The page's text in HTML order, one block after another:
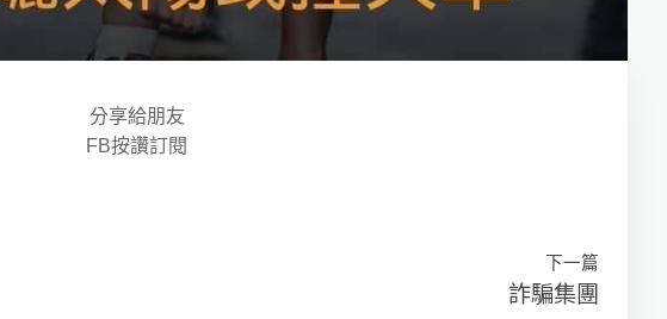
分享給朋友
FB按讚訂閱
下一篇
詐騙集團